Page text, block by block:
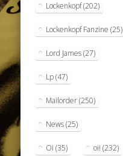
Lockenkopf(202)
Lockenkopf Fanzine (25)
Lord James(27)
Lp(47)
Mailorder(250)
News(25)
Oi (35) oi! (232)